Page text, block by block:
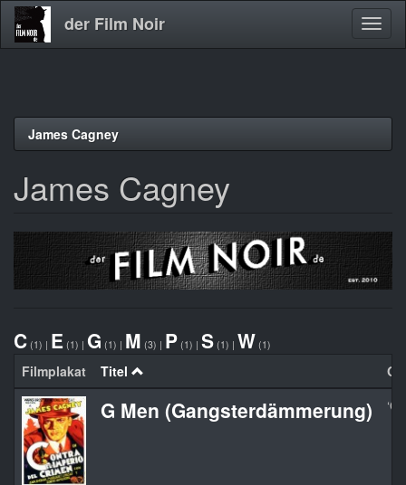
Direkt
der Film Noir
James Cagney
James Cagney
C (1) | E (1) | G (1) | M (3) | P (1) | S (1) | W (1)
Filmplakat Titel
G Men (Gangsterdämmerung)